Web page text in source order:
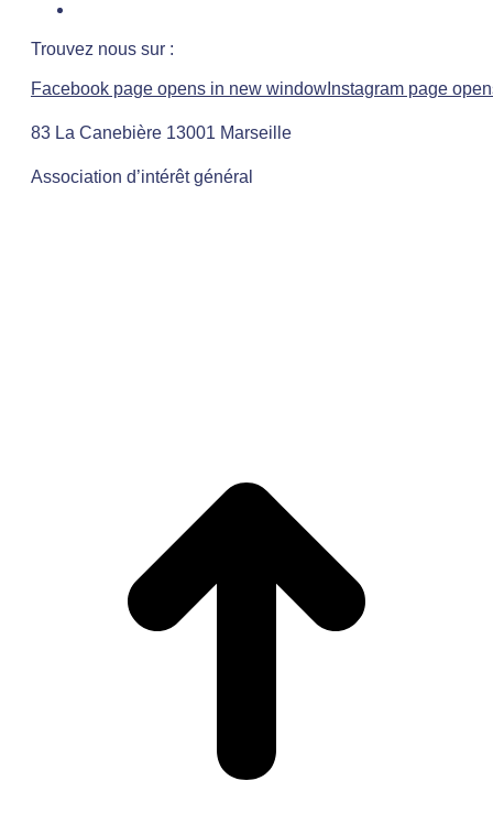
Trouvez nous sur :
Facebook page opens in new window Instagram page
83 La Canebière 13001 Marseille
Association d’intérêt général